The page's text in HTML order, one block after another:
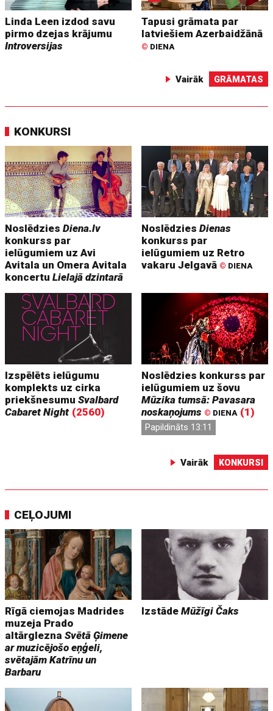
Linda Leen izdod savu
pirmo dzejas krājumu
Introversijas
Tapusi grāmata par
latviešiem Azerbaidžānā
© DIENA
Vairāk GRĀMATAS
KONKURSI
NoslēdziesDiena.lv
konkurss par
ielūgumiem uz Avi
Avitala un Omera Avitala
koncertuLielajā dzintarā
NoslēdziesDienas
konkurss par
ielūgumiem uz Retro
vakaru Jelgavā © DIENA
Izspēlēts ielūgumu
komplekts uz cirka
priekšnesumuSvalbard
Cabaret Night (2560)
Noslēdzies konkurss par
ielūgumiem uz šovu
Mūzika tumsā: Pavasara
noskaņojums © DIENA (1)
Papildināts 13:11
Vairāk KONKURSI
CEĻOJUMI
Rīgā ciemojas Madrides
muzeja Prado
altārgleznaSvētā Ģimene
ar muzicējošo eņģeli,
svētajām Katrīnu un
Barbaru
IzstādeMūžīgi Čaks